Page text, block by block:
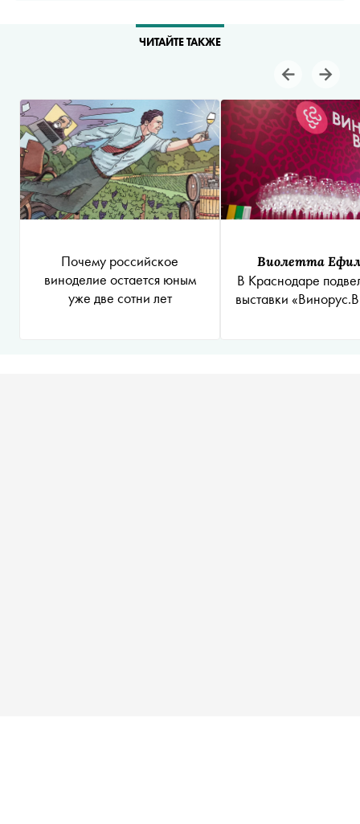
ЧИТАЙТЕ ТАКЖЕ
Почему российское
виноделие остается юным
уже две сотни лет
Виолетта
В Краснодаре
выставки